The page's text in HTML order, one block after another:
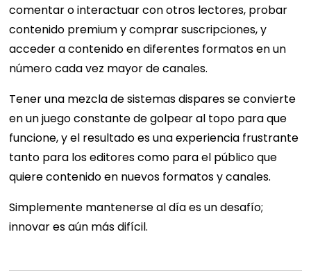
comentar o interactuar con otros lectores, probar
contenido premium y comprar suscripciones, y
acceder a contenido en diferentes formatos en un
número cada vez mayor de canales.
Tener una mezcla de sistemas dispares se convierte
en un juego constante de golpear al topo para que
funcione, y el resultado es una experiencia frustrante
tanto para los editores como para el público que
quiere contenido en nuevos formatos y canales.
Simplemente mantenerse al día es un desafío;
innovar es aún más difícil.